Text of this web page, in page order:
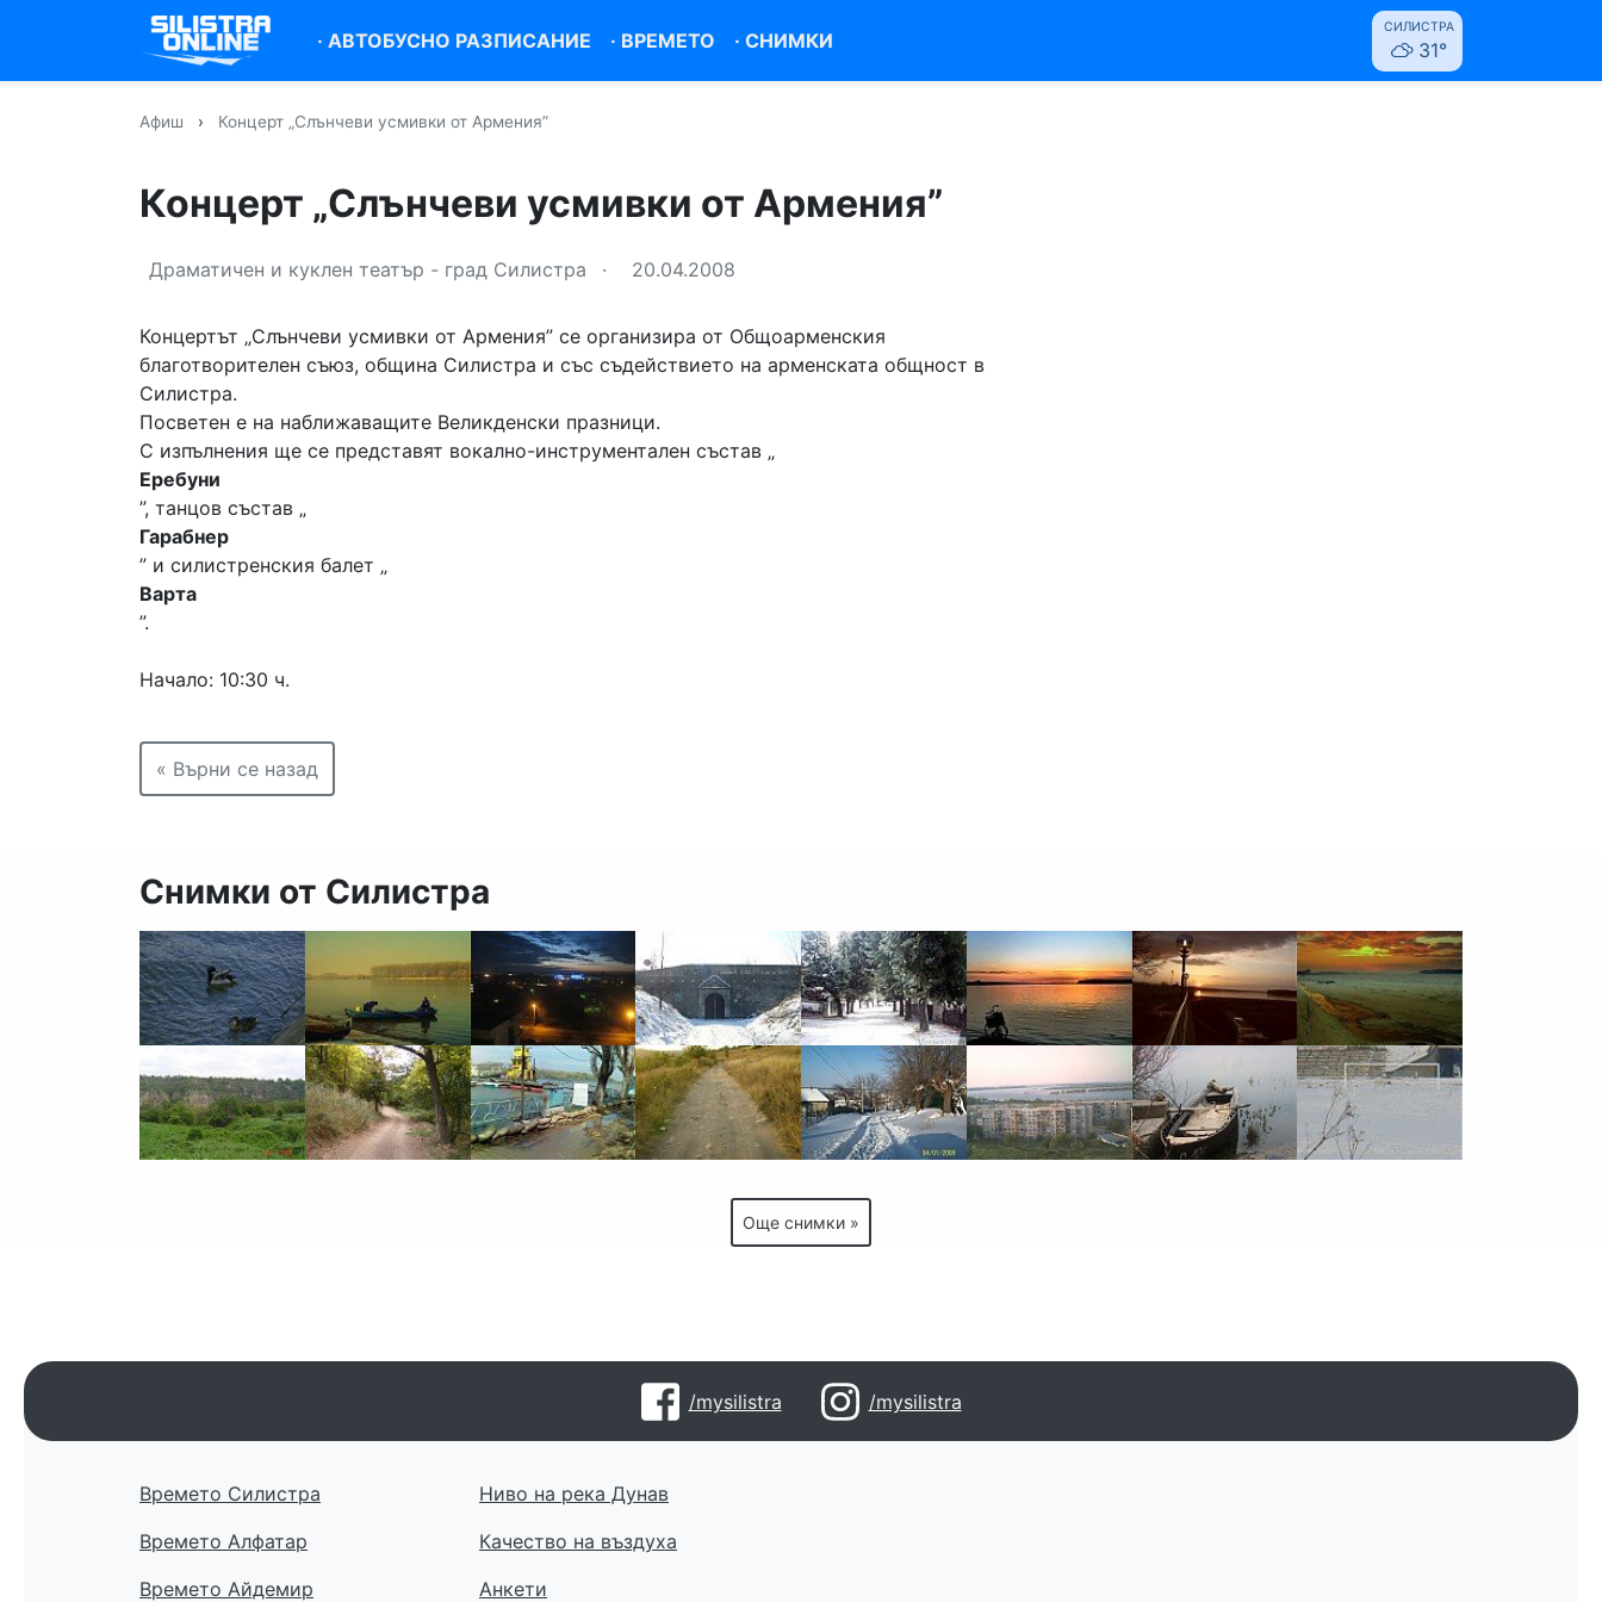
·АВТОБУСНО РАЗПИСАНИЕ · ВРЕМЕТО ·СНИМКИ
СИЛИСТРА
31°
Афиш › Концерт „Слънчеви усмивки от Армения”
Концерт „Слънчеви усмивки от Армения”
Драматичен и куклен театър - град Силистра · 20.04.2008
Концертът „Слънчеви усмивки от Армения” се организира от Общоарменския
благотворителен съюз, община Силистра и със съдействието на арменската общност в
Силистра.
Посветен е на наближаващите Великденски празници.
С изпълнения ще се представят вокално-инструментален състав „
Еребуни
”, танцов състав „
Гарабнер
” и силистренския балет „
Варта
”.
Начало: 10:30 ч.
« Върни се назад
Снимки от Силистра
Още снимки »
/mysilistra /mysilistra
Времето Силистра
Времето Алфатар
Времето Айдемир
Ниво на река Дунав
Качество на въздуха
Анкети